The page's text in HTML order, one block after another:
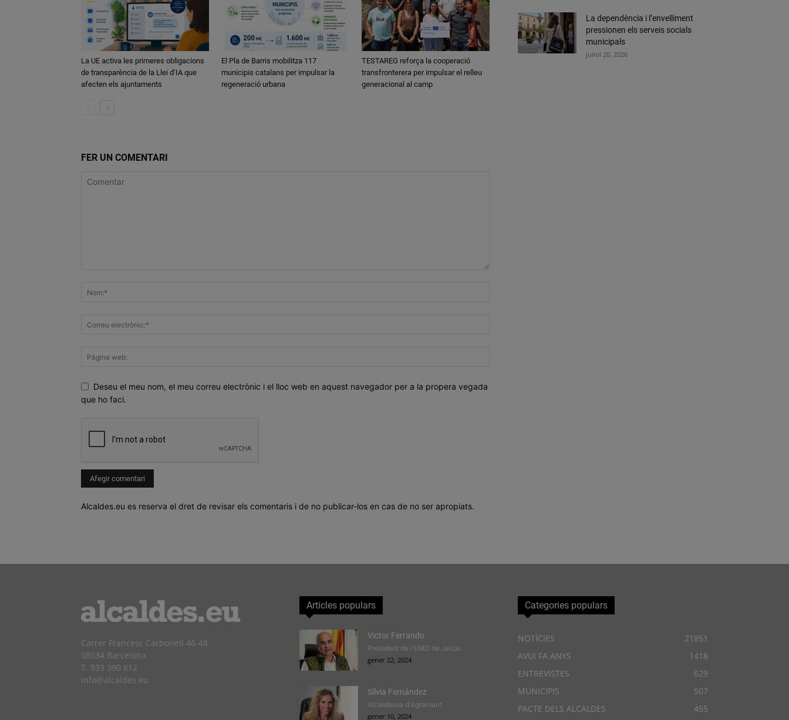
La UE activa les primeres obligacions
de transparència de la Llei d’IA que
afecten els ajuntaments
El Pla de Barris mobilitza 117
municipis catalans per impulsar la
regeneració urbana
TESTAREG reforça la cooperació
transfronterera per impulsar el relleu
generacional al camp
FER UN COMENTARI
Deseu el meu nom, el meu correu electrònic i el lloc web en aquest navegador per a la propera vegada
que ho faci.
Alcaldes.eu es reserva el dret de revisar els comentaris i de no publicar-los en cas de no ser apropiats.
La dependència i l’envelliment
pressionen els serveis socials
municipals
juliol 20, 2026
Carrer Francesc Carbonell 46-48
08034 Barcelona
T. 933 390 812
info@alcaldes.eu
Articles populars
Victor Ferrando
President de l'EMD de Jesús
gener 22, 2024
Sílvia Fernández
Alcaldessa d'Agramunt
gener 10, 2024
Categories populars
NOTÍCIES
21851
AVUI FA ANYS
1418
ENTREVISTES
629
MUNICIPIS
507
PACTE DELS ALCALDES
455